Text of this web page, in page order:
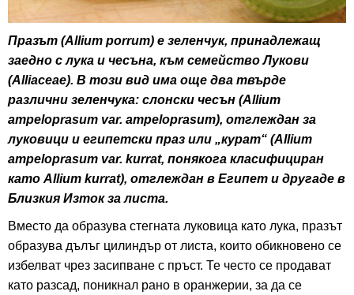
Празът (Allium porrum) е зеленчук, принадлежащ
заедно с лука и чесъна, към семейство Лукови
(Alliaceae). В този вид има още два твърде
различни зеленчука: слонски чесън (Allium
ampeloprasum var. ampeloprasum), отглеждан за
луковици и египетски праз или „курат“ (Allium
ampeloprasum var. kurrat, понякога класифициран
като Allium kurrat), отглеждан в Египет и другаде в
Близкия Изток за листа.
Вместо да образува стегната луковица като лука, празът
образува дълъг цилиндър от листа, които обикновено се
избелват чрез засипване с пръст. Те често се продават
като разсад, поникнал рано в оранжерии, за да се